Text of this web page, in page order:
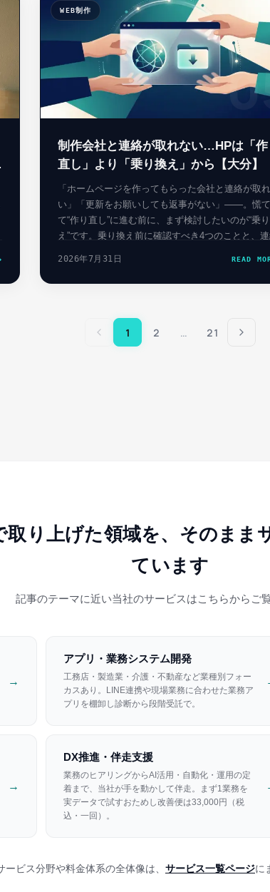
WEB制作
制作会社と連絡が取れない…HPは「作
直し」より「乗り換え」から【大分】
「ホームページを作ってもらった会社と連絡が取
い」「更新をお願いしても返事がない」——。慌て
て“作り直し”に進む前に、まず検討したいのが“乗
え”です。乗り換え前に確認すべき4つのことと、
2026年7月31日 READ
1 2 … 21
取り上げた領域を、そのまま
ています
記事のテーマに近い当社のサービスはこちらからご覧
→
アプリ・業務システム開発
工務店・製造業・介護・不動産など業種別フォー
カスあり。LINE連携や現場業務に合わせた業務ア
プリを棚卸し診断から段階受託で。
→
DX推進・伴走支援
業務のヒアリングからAI活用・自動化・運用の定
着まで、当社が手を動かして伴走。まず1業務を
実データで試すおためし改善便は33,000円（税
込・一回）。
ービス分野や料金体系の全体像は、 サービス一覧ページに